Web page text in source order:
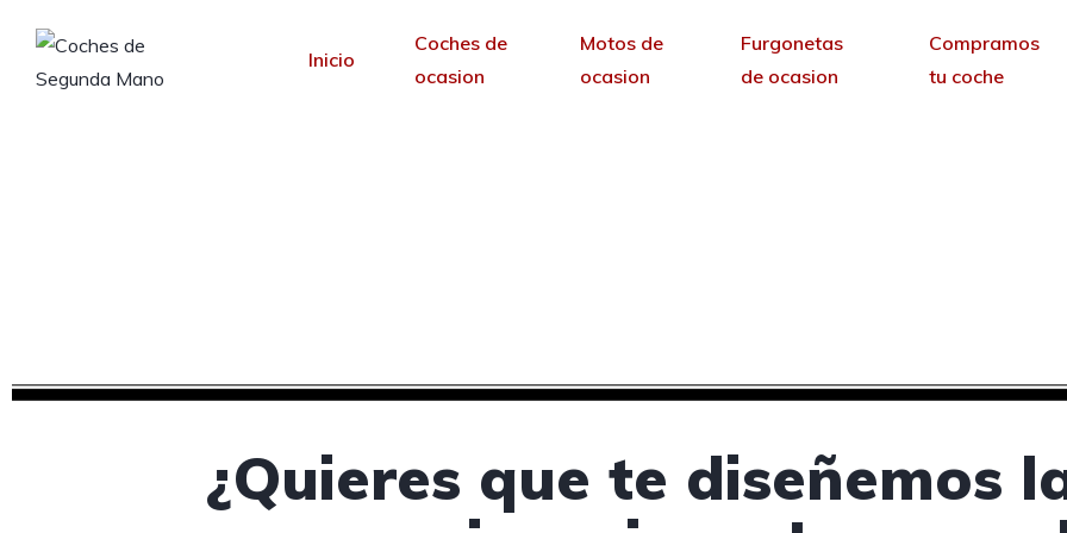
Inicio
Coches de
ocasion
Motos de
ocasion
Furgonetas
de ocasion
Compramos
tu coche
¿Quieres que te diseñemos